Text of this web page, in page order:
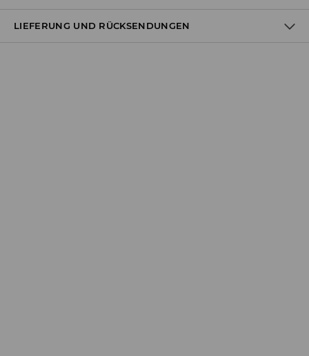
ERSTER STOFF: 100% BAUMWOLLE
LIEFERUNG UND RÜCKSENDUNGEN